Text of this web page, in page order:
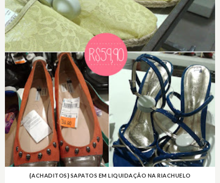
{ACHADITOS} SAPATOS EM LIQUIDAÇÃO NA RIACHUELO